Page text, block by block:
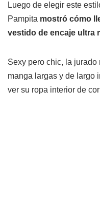
Luego de elegir este
Pampita mostró cómo
vestido de encaje ultra
Sexy pero chic, la
manga largas y de largo
ver su ropa interior de